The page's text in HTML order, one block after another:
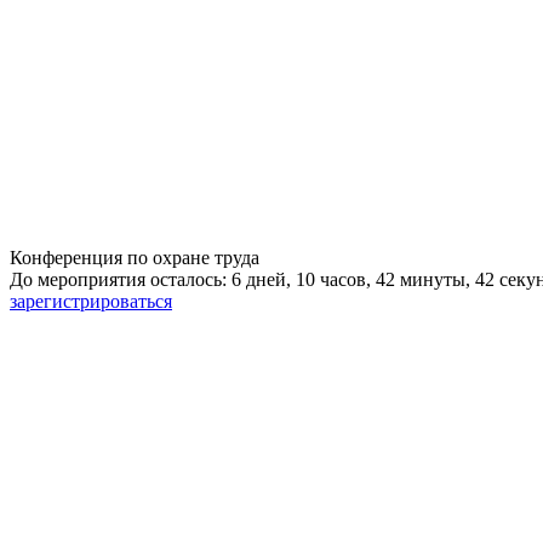
Конференция по охране труда
До мероприятия осталось: 6 дней, 10 часов, 42 минуты, 41
зарегистрироваться